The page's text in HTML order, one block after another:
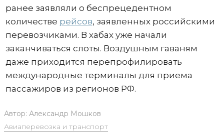
ранее заявляли о беспрецедентном
количестве рейсов, заявленных российскими
перевозчиками. В хабах уже начали
заканчиваться слоты. Воздушным гаваням
даже приходится перепрофилировать
международные терминалы для приема
пассажиров из регионов РФ.
Автор: Александр Мошков
Авиаперевозка и транспорт